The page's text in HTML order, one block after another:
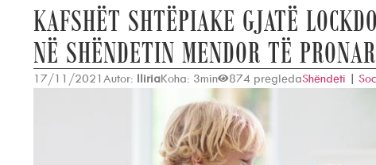
KAFSHËT SHTËPIAKE GJATË
NË SHËNDETIN MENDOR TË
17/11/2021 Autor: IliriaKoha: 3min 874 pregledaShëndeti |